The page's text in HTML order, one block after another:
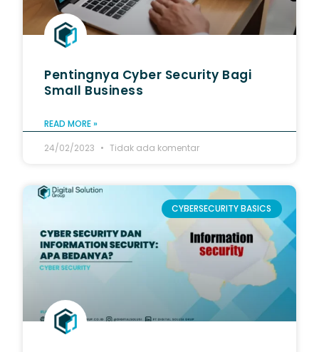
Pentingnya Cyber Security Bagi
Small Business
READ MORE »
24/02/2023
Tidak ada komentar
CYBERSECURITY BASICS